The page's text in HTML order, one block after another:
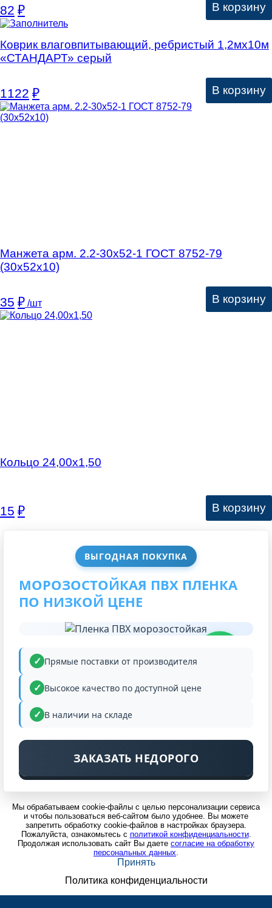
ВЫГОДНАЯ ПОКУПКА
МОРОЗОСТОЙКАЯ ПВХ ПЛЕНКА
ПО НИЗКОЙ ЦЕНЕ
Прямые поставки от производителя
Высокое качество по доступной цене
В наличии на складе
ЗАКАЗАТЬ НЕДОРОГО
82 ₽ В корзину
Коврик влаговпитывающий, ребристый 1,2мх10м
«СТАНДАРТ» серый
1122 ₽ В корзину
Манжета арм. 2.2-30х52-1 ГОСТ 8752-79
(30х52х10)
35 ₽ /шт В корзину
Кольцо 24,00х1,50
15 ₽ В корзину
Мы обрабатываем cookie-файлы с целью персонализации сервиса
и чтобы пользоваться веб-сайтом было удобнее. Вы можете
запретить обработку cookie-файлов в настройках браузера.
Пожалуйста, ознакомьтесь с политикой конфиденциальности.
Продолжая использовать сайт Вы даете согласие на обработку
персональных данных.
Принять
Политика конфиденциальности